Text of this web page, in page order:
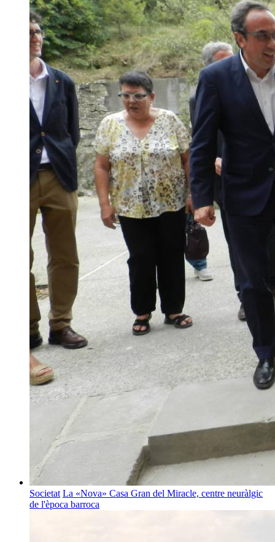
Societat La «Nova» Casa Gran del Miracle, centre neuràlgic
de l'època barroca